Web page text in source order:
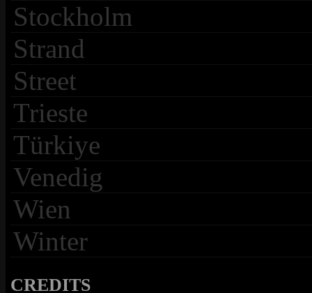
Stockholm
Strand
Street
Trieste
Türkiye
Venedig
Wien
Winter
CREDITS